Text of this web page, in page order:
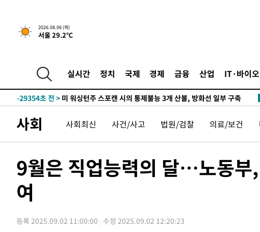
2026.08.06 (목)
서울 29.2℃
실시간 정치 국제 경제 금융 산업 IT·바이오
-32041초 전 >
6월 경상수지 497.3억 달러…두 달 연속 사상 최대
-31992초 전 >
-29354초 전 > 미 워싱턴주 스포캔 시의 통제불능 3개 산불, 방화선 일부 구축
우 0.49%↑
-19882초 전 >
[속보] 이란 대통령 "지금 최고지도자와 소통하기가 매우 어려워"
-4433초 전 >[속보] "이란-오만, 호르무즈 해협 통행 항로 합의" 이란 외무부 대변
-32012초 전 >서울 낮 39도 '폭염중대경보'…40도 관측 가능성도
-29374초 전 >
-21547초 전 >
취임 3년 인터뷰
-4453초 전 >[속보] "이란-오만, 호르무즈 해협 통행 항로 합의" 이란 외무부 대변
사회 사회최신 사건/사고 법원/검찰 의료/보건
9월은 직업능력의 달…노동
여
등록 2025.09.02 11:00:00 수정 2025.09.02 12:20:23